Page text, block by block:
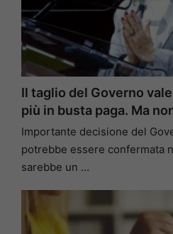
Il taglio del Governo
più in busta paga. Ma
Importante decisione del
potrebbe essere confermata
sarebbe un …